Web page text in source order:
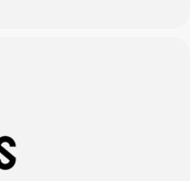
in zijn eenvoud.
de zangers en
de uitvoering